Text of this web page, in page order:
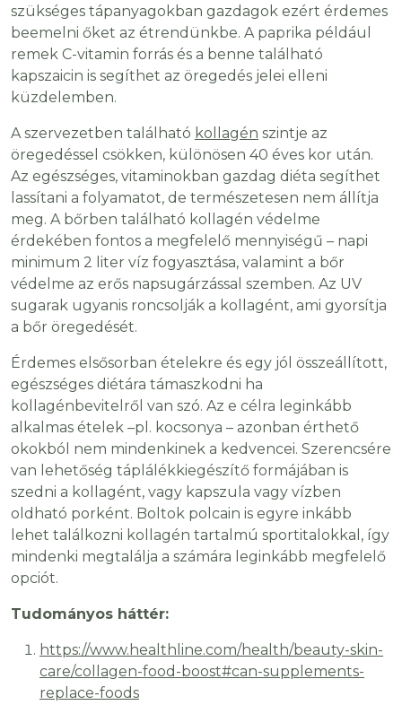
szükséges tápanyagokban gazdagok ezért érdemes
beemelni őket az étrendünkbe. A paprika például
remek C-vitamin forrás és a benne található
kapszaicin is segíthet az öregedés jelei elleni
küzdelemben.
A szervezetben található kollagén szintje az
öregedéssel csökken, különösen 40 éves kor után.
Az egészséges, vitaminokban gazdag diéta segíthet
lassítani a folyamatot, de természetesen nem állítja
meg. A bőrben található kollagén védelme
érdekében fontos a megfelelő mennyiségű – napi
minimum 2 liter víz fogyasztása, valamint a bőr
védelme az erős napsugárzással szemben. Az UV
sugarak ugyanis roncsolják a kollagént, ami gyorsítja
a bőr öregedését.
Érdemes elsősorban ételekre és egy jól összeállított,
egészséges diétára támaszkodni ha
kollagénbevitelről van szó. Az e célra leginkább
alkalmas ételek –pl. kocsonya – azonban érthető
okokból nem mindenkinek a kedvencei. Szerencsére
van lehetőség táplálékkiegészítő formájában is
szedni a kollagént, vagy kapszula vagy vízben
oldható porként. Boltok polcain is egyre inkább
lehet találkozni kollagén tartalmú sportitalokkal, így
mindenki megtalálja a számára leginkább megfelelő
opciót.
Tudományos háttér:
https://www.healthline.com/health/beauty-skin-
care/collagen-food-boost#can-supplements-
replace-foods